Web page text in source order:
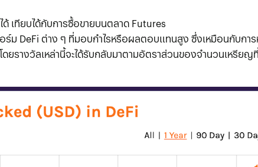
เทียบได้กับการซื้อขายบนตลาด Futures
ม DeFi ต่าง ๆ ที่มอบกําไรหรือผลตอบแทนสูง ซึ่งเหมือนกับการ
รางวัลเหล่านี้จะได้รับกลับมาตามอัตราส่วนของจำนวนเหรียญ